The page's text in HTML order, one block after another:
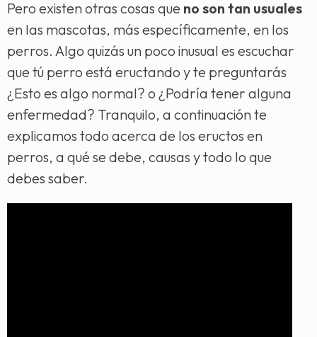
Pero existen otras cosas que no son tan usuales
en las mascotas, más específicamente, en los
perros. Algo quizás un poco inusual es escuchar
que tú perro está eructando y te preguntarás
¿Esto es algo normal? o ¿Podría tener alguna
enfermedad? Tranquilo, a continuación te
explicamos todo acerca de los eructos en
perros, a qué se debe, causas y todo lo que
debes saber.